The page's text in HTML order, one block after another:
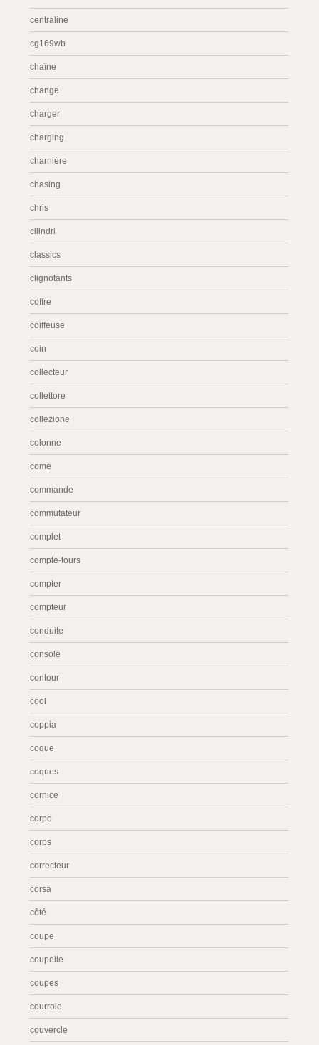
centraline
cg169wb
chaîne
change
charger
charging
charnière
chasing
chris
cilindri
classics
clignotants
coffre
coiffeuse
coin
collecteur
collettore
collezione
colonne
come
commande
commutateur
complet
compte-tours
compter
compteur
conduite
console
contour
cool
coppia
coque
coques
cornice
corpo
corps
correcteur
corsa
côté
coupe
coupelle
coupes
courroie
couvercle